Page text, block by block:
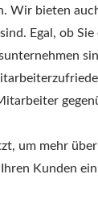
Wir bieten
Egal, ob
um mehr
Kunden